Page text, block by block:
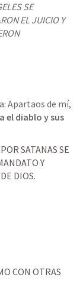
SE
EL JUICIO Y
Apartaos de mí,
el diablo y sus
SATANAS SE
Y
DIOS.
CON OTRAS